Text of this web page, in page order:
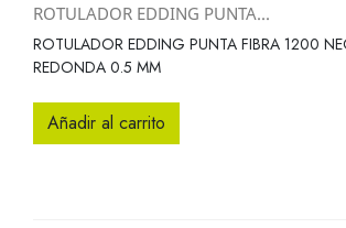
ROTULADOR EDDING PUNTA...
ROTULADOR EDDING PUNTA FIBRA 1200
REDONDA 0.5 MM
Añadir al carrito